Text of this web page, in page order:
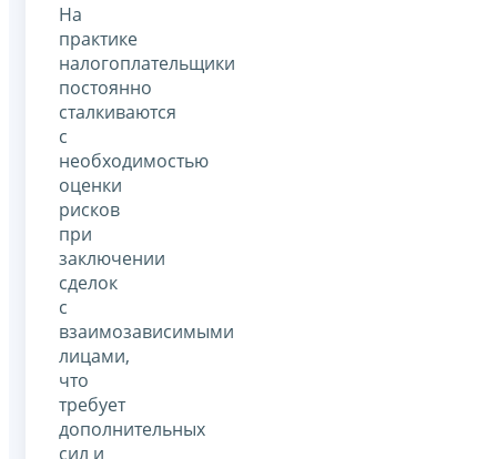
На
практике
налогоплательщики
постоянно
сталкиваются
с
необходимостью
оценки
рисков
при
заключении
сделок
с
взаимозависимыми
лицами,
что
требует
дополнительных
сил и